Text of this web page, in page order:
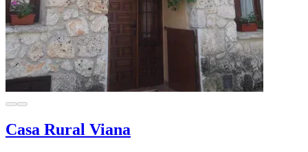
Casa Rural Viana